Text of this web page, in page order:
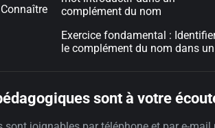
complément du nom
Exercice fondamental :
le complément du nom dans un
sont à votre